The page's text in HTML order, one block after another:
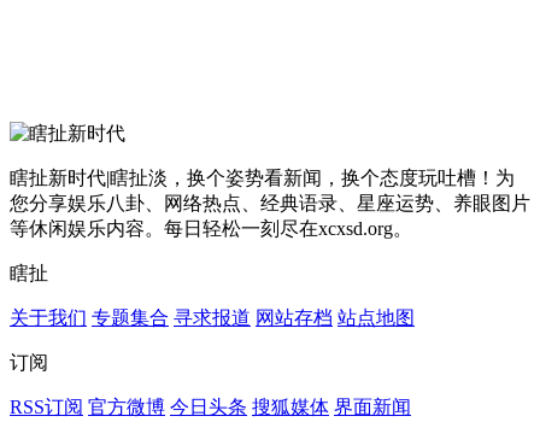
瞎扯新时代|瞎扯淡，换个姿势看新闻，换个态度玩吐槽！为
您分享娱乐八卦、网络热点、经典语录、星座运势、养眼图片
等休闲娱乐内容。每日轻松一刻尽在xcxsd.org。
瞎扯
关于我们 专题集合 寻求报道 网站存档 站点地图
订阅
RSS订阅 官方微博 今日头条 搜狐媒体 界面新闻